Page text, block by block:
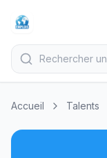
Accueil Talents